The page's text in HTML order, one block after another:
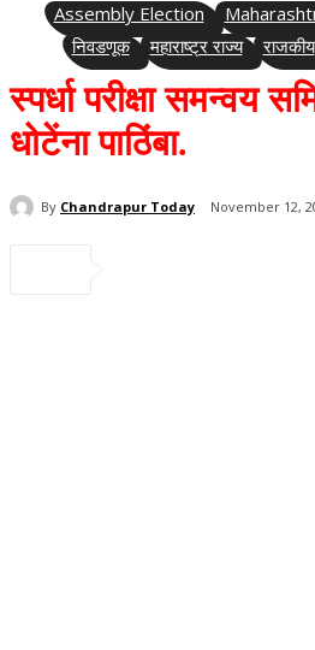
Assembly Election
निवडणूक
महाराष्ट्र राज्य राजकीय
स्पर्धा परीक्षा समन्वय
धोटेंना पाठिंबा.
By Chandrapur Today November 12,